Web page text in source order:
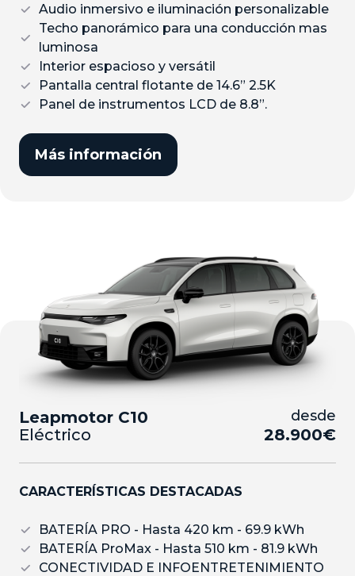
Audio inmersivo e iluminación personalizable
Techo panorámico para una conducción mas
luminosa
Interior espacioso y versátil
Pantalla central flotante de 14.6” 2.5K
Panel de instrumentos LCD de 8.8”.
Más información
Leapmotor C10
Eléctrico
desde
28.900€
CARACTERÍSTICAS DESTACADAS
BATERÍA PRO - Hasta 420 km - 69.9 kWh
BATERÍA ProMax - Hasta 510 km - 81.9 kWh
CONECTIVIDAD E INFOENTRETENIMIENTO